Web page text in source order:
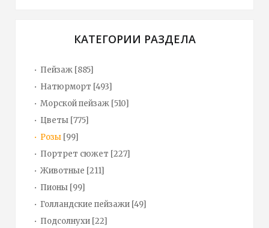
КАТЕГОРИИ РАЗДЕЛА
Пейзаж [885]
Натюрморт [493]
Морской пейзаж [510]
Цветы [775]
Розы [99]
Портрет сюжет [227]
Животные [211]
Пионы [99]
Голландские пейзажи [49]
Подсолнухи [22]